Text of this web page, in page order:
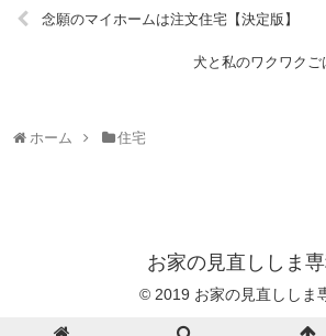
念願のマイホームは注文住宅【決定版】
犬と私のワクワクご
ホーム 住宅
お家の見直ししま
© 2019 お家の見直ししま